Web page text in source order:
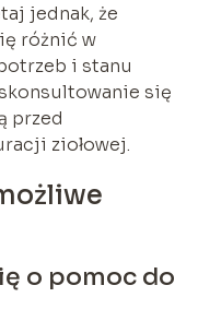
jednak, że
różnić w
i stanu
się
przed
ziołowej.
o pomoc do